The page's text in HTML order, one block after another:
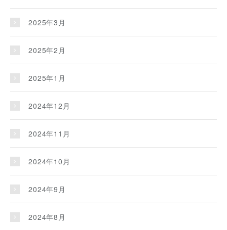
2025年3月
2025年2月
2025年1月
2024年12月
2024年11月
2024年10月
2024年9月
2024年8月